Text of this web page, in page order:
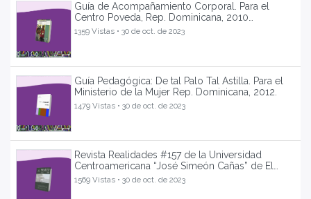
Guía de Acompañamiento Corporal. Para el
Centro Poveda, Rep. Dominicana, 2010
(publicada).
1359 Vistas •30 de oct. de 2023
Guía Pedagógica: De tal Palo Tal Astilla. Para el
Ministerio de la Mujer Rep. Dominicana, 2012.
1479 Vistas •30 de oct. de 2023
Revista Realidades #157 de la Universidad
Centroamericana “José Simeón Cañas” de El
Salvador 2021.
1569 Vistas •30 de oct. de 2023